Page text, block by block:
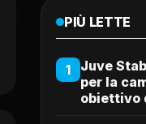
PIÙ LETTE
1
Juve
per la
obiettivo